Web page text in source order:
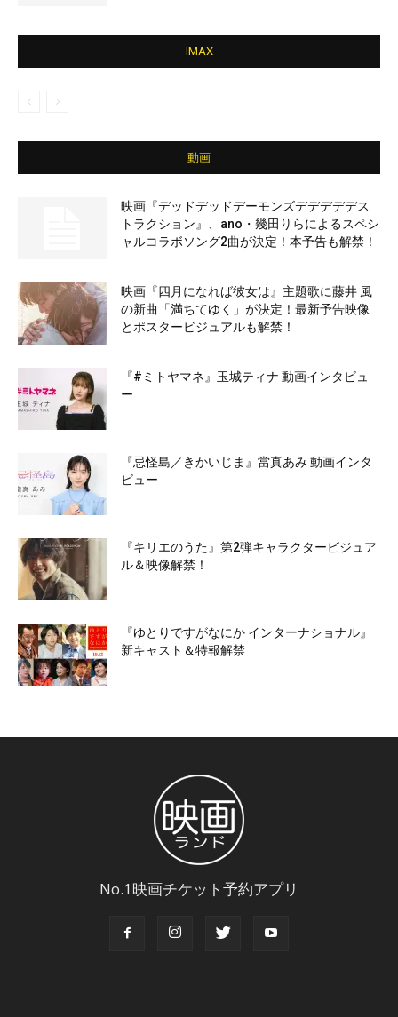
IMAX
動画
映画『デッドデッドデーモンズデデデデデス
トラクション』、ano・幾田りらによるスペシ
ャルコラボソング2曲が決定！本予告も解禁！
映画『四月になれば彼女は』主題歌に藤井 風
の新曲「満ちてゆく」が決定！最新予告映像
とポスタービジュアルも解禁！
『#ミトヤマネ』玉城ティナ 動画インタビュ
ー
『忌怪島／きかいじま』當真あみ 動画インタ
ビュー
『キリエのうた』第2弾キャラクタービジュア
ル＆映像解禁！
『ゆとりですがなにか インターナショナル』
新キャスト＆特報解禁
No.1映画チケット予約アプリ